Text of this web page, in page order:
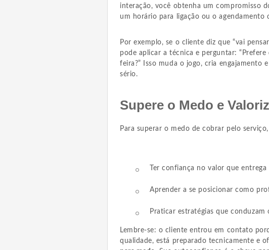
interação, você obtenha um compromisso
um horário para ligação ou o agendamento
Por exemplo, se o cliente diz que “vai
pode aplicar a técnica e perguntar:
feira?” Isso muda o jogo, cria engajamento
sério.
Supere o Medo e
Para superar o medo de cobrar pelo
Ter confiança no valor que entrega
Aprender a se posicionar como
Praticar estratégias que conduzam
Lembre-se: o cliente entrou em contato
qualidade, está preparado tecnicamente e